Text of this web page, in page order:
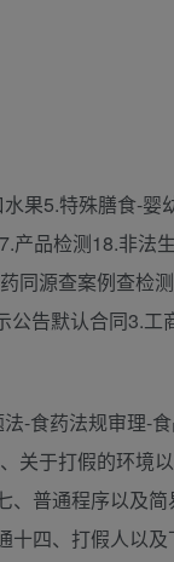
果5.特殊膳食-
品检测18.非法
同源查案例查检
告默认合同3.
-食药法规审理-
关于打假的环境
普通程序以及
四、打假人以